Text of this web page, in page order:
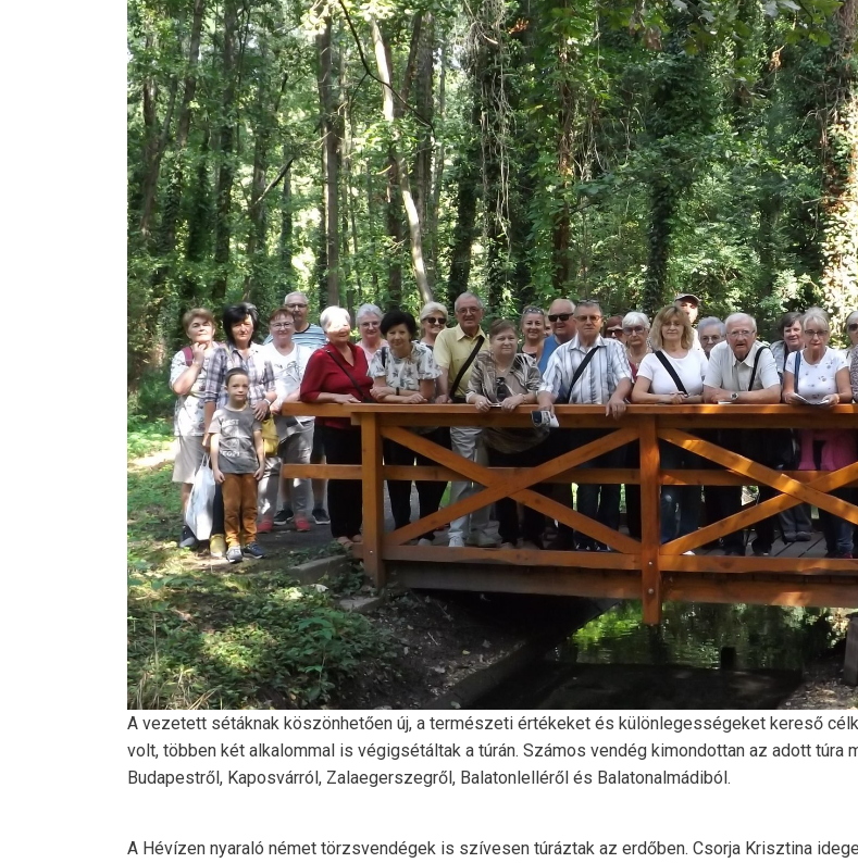
A vezetett sétáknak köszönhetően új, a természeti értékeket és különlegességeket kereső
volt, többen két alkalommal is végigsétáltak a túrán. Számos vendég kimondottan az adott túra
Budapestről, Kaposvárról, Zalaegerszegről, Balatonlelléről és Balatonalmádiból.
A Hévízen nyaraló német törzsvendégek is szívesen túráztak az erdőben. Csorja Krisztina